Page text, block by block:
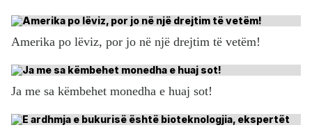
Amerika po lëviz, por jo në një drejtim të vetëm!
Ja me sa këmbehet monedha e huaj sot!